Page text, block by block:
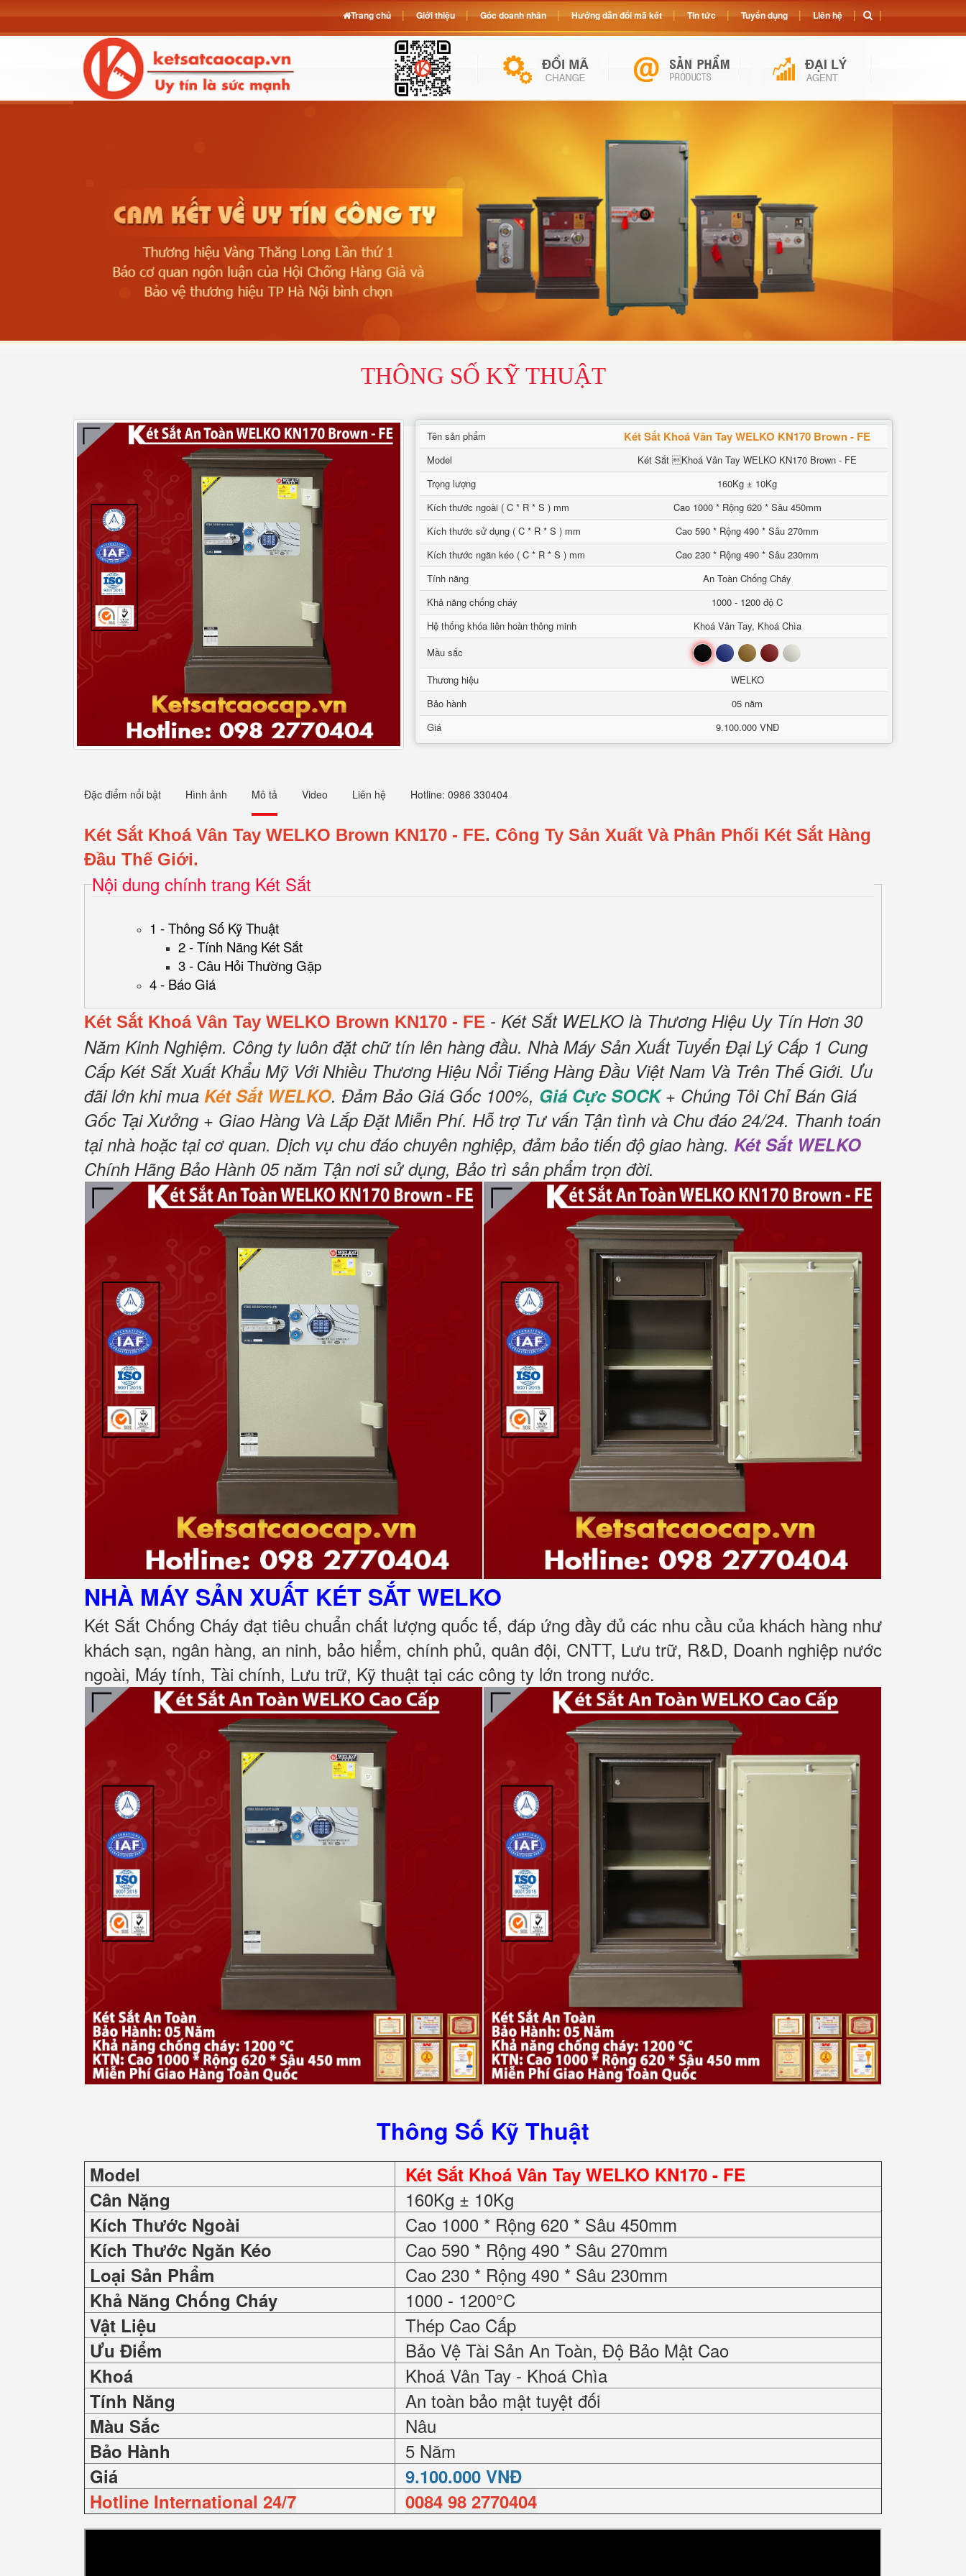
THÔNG SỐ KỸ THUẬT
Tên sản phẩm Két Sắt Khoá Vân Tay WELKO KN170 Brown - FE
Model
Két Sắt Khoá Vân Tay WELKO KN170 Brown - FE
Trọng lượng
160Kg ± 10Kg
Kích thước ngoài ( C * R * S ) mm
Cao 1000 * Rộng 620 * Sâu 450mm
Kích thước sử dụng ( C * R * S ) mm
Cao 590 * Rộng 490 * Sâu 270mm
Kích thước ngăn kéo ( C * R * S ) mm
Cao 230 * Rộng 490 * Sâu 230mm
Tính năng
An Toàn Chống Cháy
Khả năng chống cháy
1000 - 1200 độ C
Hệ thống khóa liên hoàn thông minh
Khoá Vân Tay, Khoá Chìa
Mầu sắc
Đen Xanh Nâu Đỏ Trắng
Thương hiệu
WELKO
Bảo hành
05 năm
Giá
9.100.000 VNĐ
Đặc điểm nổi bật Hình ảnh Mô tả Video Liên hệ Hotline: 0986 330404
Két Sắt Khoá Vân Tay WELKO Brown KN170 - FE. Công Ty Sản Xuất Và Phân Phối Két Sắt Hàng
Đầu Thế Giới.
Nội dung chính trang Két Sắt
1 - Thông Số Kỹ Thuật
2 - Tính Năng Két Sắt
3 - Câu Hỏi Thường Gặp
4 - Báo Giá
Két Sắt Khoá Vân Tay WELKO Brown KN170 - FE - Két Sắt WELKO là Thương Hiệu Uy Tín Hơn 30
Năm Kinh Nghiệm. Công ty luôn đặt chữ tín lên hàng đầu. Nhà Máy Sản Xuất Tuyển Đại Lý Cấp 1 Cung
Cấp Két Sắt Xuất Khẩu Mỹ Với Nhiều Thương Hiệu Nổi Tiếng Hàng Đầu Việt Nam Và Trên Thế Giới. Ưu
đãi lớn khi mua Két Sắt WELKO. Đảm Bảo Giá Gốc 100%, Giá Cực SOCK+ Chúng Tôi Chỉ Bán Giá
Gốc Tại Xưởng + Giao Hàng Và Lắp Đặt Miễn Phí. Hỗ trợ Tư vấn Tận tình và Chu đáo 24/24. Thanh toán
tại nhà hoặc tại cơ quan. Dịch vụ chu đáo chuyên nghiệp, đảm bảo tiến độ giao hàng. Két Sắt WELKO
Chính Hãng Bảo Hành 05 năm Tận nơi sử dụng, Bảo trì sản phẩm trọn đời.
NHÀ MÁY SẢN XUẤT KÉT SẮTWELKO
Két Sắt Chống Cháy đạt tiêu chuẩn chất lượng quốc tế, đáp ứng đầy đủ các nhu cầu của khách hàng như
khách sạn, ngân hàng, an ninh, bảo hiểm, chính phủ, quân đội, CNTT, Lưu trữ, R&D, Doanh nghiệp nước
ngoài, Máy tính, Tài chính, Lưu trữ, Kỹ thuật tại các công ty lớn trong nước.
Thông Số Kỹ Thuật
Model
Két Sắt Khoá Vân Tay WELKO KN170 - FE
Cân Nặng
160Kg ± 10Kg
Kích Thước Ngoài Cao 1000 * Rộng 620 * Sâu 450mm
Kích Thước Ngăn Kéo Cao 590 * Rộng 490 * Sâu 270mm
Loại Sản Phẩm Cao 230 * Rộng 490 * Sâu 230mm
Khả Năng Chống Cháy 1000 - 1200°C
Vật Liệu Thép Cao Cấp
Ưu Điểm Bảo Vệ Tài Sản An Toàn, Độ Bảo Mật Cao
Khoá Khoá Vân Tay - Khoá Chìa
Tính Năng An toàn bảo mật tuyệt đối
Màu Sắc Nâu
Bảo Hành 5 Năm
Giá
9.100.000 VNĐ
Hotline International 24/7
0084 98 2770404
Trang chủ Giới thiệu Góc doanh nhân Hướng dẫn đổi mã két Tin tức Tuyển dụng Liên hệ